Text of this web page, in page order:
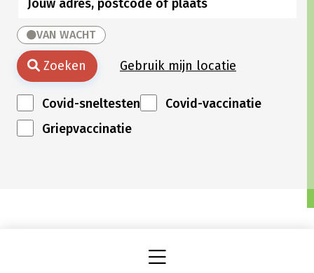
VAN WACHT
Zoeken Gebruik mijn locatie
Covid-sneltesten
Covid-vaccinatie
Griepvaccinatie